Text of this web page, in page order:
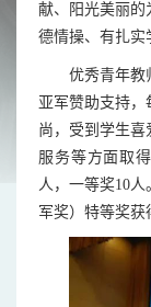
献、阳光美丽的
德情操、有扎实
优秀青年教
亚军赞助支持，
尚，受到学生
服务等方面取
人，一等奖10
军奖）特等奖